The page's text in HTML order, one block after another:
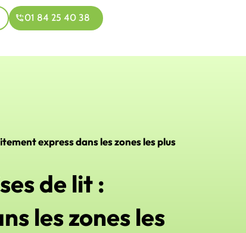
01 84 25 40 38
express dans les zones les plus
de lit :
les zones les